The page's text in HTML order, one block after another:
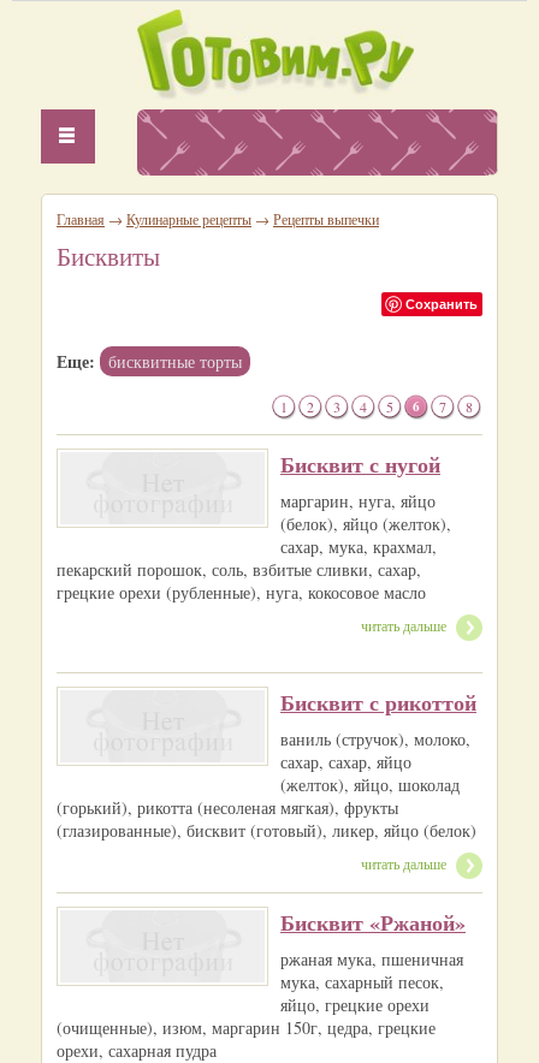
Главная → Кулинарные рецепты → Рецепты выпечки
Бисквиты
Сохранить
Еще: бисквитные торты
1 2 3 4 5 6 7 8
Бисквит с нугой
маргарин, нуга, яйцо
(белок), яйцо (желток),
сахар, мука, крахмал,
пекарский порошок, соль, взбитые сливки, сахар,
грецкие орехи (рубленные), нуга, кокосовое масло
читать дальше
Бисквит с рикоттой
ваниль (стручок), молоко,
сахар, сахар, яйцо
(желток), яйцо, шоколад
(горький), рикотта (несоленая мягкая), фрукты
(глазированные), бисквит (готовый), ликер, яйцо (белок)
читать дальше
Бисквит «Ржаной»
ржаная мука, пшеничная
мука, сахарный песок,
яйцо, грецкие орехи
(очищенные), изюм, маргарин 150г, цедра, грецкие
орехи, сахарная пудра